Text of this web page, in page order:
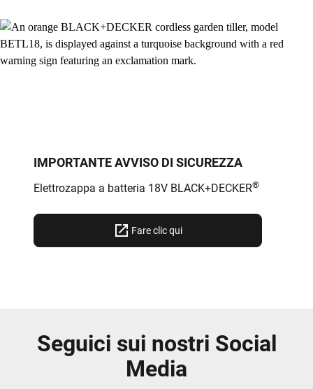
IMPORTANTE AVVISO DI SICUREZZA
Elettrozappa a batteria 18V BLACK+DECKER®
Fare clic qui
Seguici sui nostri Social
Media